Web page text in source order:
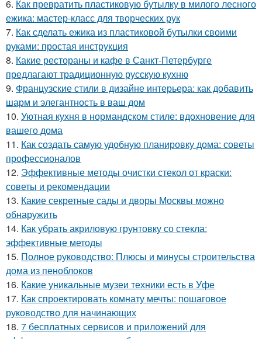
6. Как превратить пластиковую бутылку в милого лесного
ежика: мастер-класс для творческих рук
7. Как сделать ежика из пластиковой бутылки своими
руками: простая инструкция
8. Какие рестораны и кафе в Санкт-Петербурге
предлагают традиционную русскую кухню
9. Французские стили в дизайне интерьера: как добавить
шарм и элегантность в ваш дом
10. Уютная кухня в нормандском стиле: вдохновение для
вашего дома
11. Как создать самую удобную планировку дома: советы
профессионалов
12. Эффективные методы очистки стекол от краски:
советы и рекомендации
13. Какие секретные сады и дворы Москвы можно
обнаружить
14. Как убрать акриловую грунтовку со стекла:
эффективные методы
15. Полное руководство: Плюсы и минусы строительства
дома из пеноблоков
16. Какие уникальные музеи техники есть в Уфе
17. Как спроектировать комнату мечты: пошаговое
руководство для начинающих
18. 7 бесплатных сервисов и приложений для